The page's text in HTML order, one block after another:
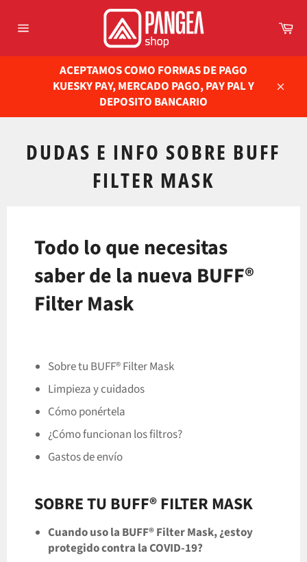
directamente
contenido
ACEPTAMOS COMO FORMAS DE PAGO
KUESKY PAY, MERCADO PAGO, PAY PAL Y
DEPOSITO BANCARIO
DUDAS E INFO SOBRE BUFF
FILTER MASK
Todo lo que necesitas
saber de la nueva BUFF®
Filter Mask
Sobre tu BUFF® Filter Mask
Limpieza y cuidados
Cómo ponértela
¿Cómo funcionan los filtros?
Gastos de envío
SOBRE TU BUFF® FILTER MASK
Cuando uso la BUFF® Filter Mask, ¿estoy
protegido contra la COVID-19?